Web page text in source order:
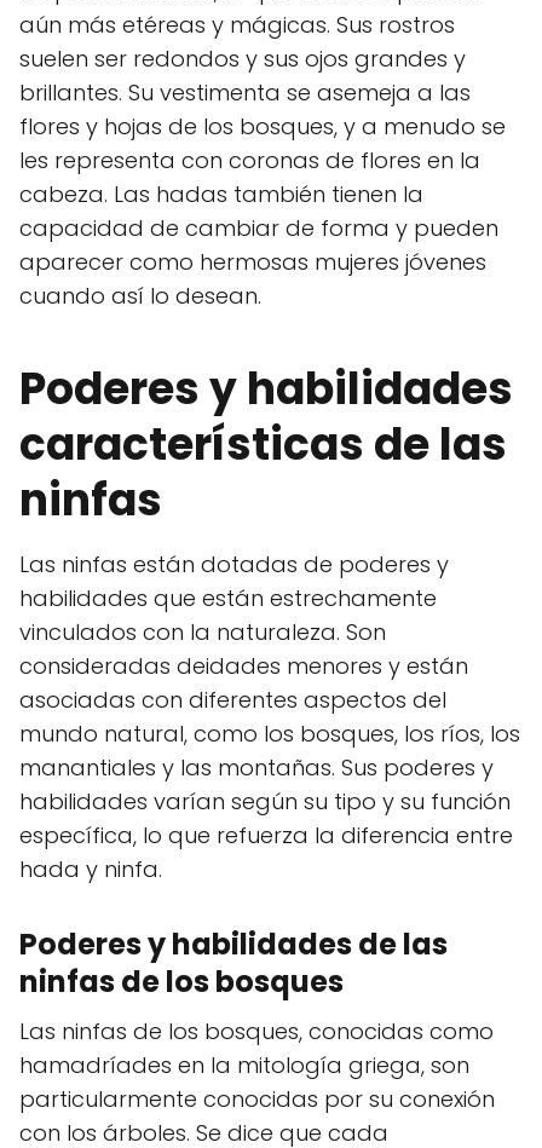
aún más etéreas y mágicas. Sus rostros
suelen ser redondos y sus ojos grandes y
brillantes. Su vestimenta se asemeja a las
flores y hojas de los bosques, y a menudo se
les representa con coronas de flores en la
cabeza. Las hadas también tienen la
capacidad de cambiar de forma y pueden
aparecer como hermosas mujeres jóvenes
cuando así lo desean.
Poderes y habilidades
características de las
ninfas
Las ninfas están dotadas de poderes y
habilidades que están estrechamente
vinculados con la naturaleza. Son
consideradas deidades menores y están
asociadas con diferentes aspectos del
mundo natural, como los bosques, los ríos, los
manantiales y las montañas. Sus poderes y
habilidades varían según su tipo y su función
específica, lo que refuerza la diferencia entre
hada y ninfa.
Poderes y habilidades de las
ninfas de los bosques
Las ninfas de los bosques, conocidas como
hamadríades en la mitología griega, son
particularmente conocidas por su conexión
con los árboles. Se dice que cada